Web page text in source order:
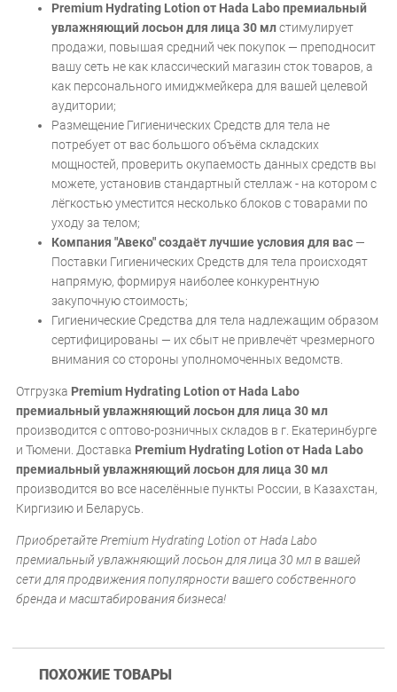
Premium Hydrating Lotion от Hada Labo премиальный
увлажняющий лосьон для лица 30 млстимулирует
продажи, повышая средний чек покупок — преподносит
вашу сеть не как классический магазин сток товаров, а
как персонального имиджмейкера для вашей целевой
аудитории;
Размещение Гигиенических Средств для тела не
потребует от вас большого объёма складских
мощностей, проверить окупаемость данных средств вы
можете, установив стандартный стеллаж - на котором с
лёгкостью уместится несколько блоков с товарами по
уходу за телом;
Компания "Авеко" создаёт лучшие условия для вас —
Поставки Гигиенических Средств для тела происходят
напрямую, формируя наиболее конкурентную
закупочную стоимость;
Гигиенические Средства для тела надлежащим образом
сертифицированы — их сбыт не привлечёт чрезмерного
внимания со стороны уполномоченных ведомств.
Отгрузка Premium Hydrating Lotion от Hada Labo
премиальный увлажняющий лосьон для лица 30 мл
производится с оптово-розничных складов в г. Екатеринбурге
и Тюмени. Доставка Premium Hydrating Lotion от Hada Labo
премиальный увлажняющий лосьон для лица 30 мл
производится во все населённые пункты России, в Казахстан,
Киргизию и Беларусь.
Приобретайте Premium Hydrating Lotion от Hada Labo
премиальный увлажняющий лосьон для лица 30 мл в вашей
сети для продвижения популярности вашего собственного
бренда и масштабирования бизнеса!
ПОХОЖИЕ ТОВАРЫ